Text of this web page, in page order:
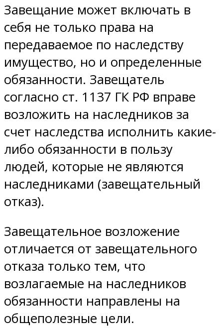
Завещание может включать в
себя не только права на
передаваемое по наследству
имущество, но и определенные
обязанности. Завещатель
согласно ст. 1137 ГК РФ вправе
возложить на наследников за
счет наследства исполнить какие-
либо обязанности в пользу
людей, которые не являются
наследниками (завещательный
отказ).
Завещательное возложение
отличается от завещательного
отказа только тем, что
возлагаемые на наследников
обязанности направлены на
общеполезные цели.